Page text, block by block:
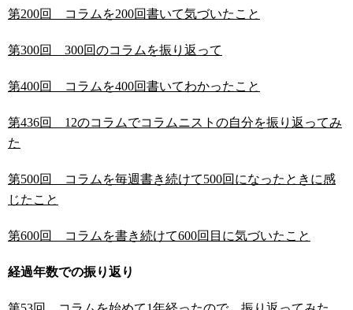
第200回 コラムを200回書いて気づいたこと
第300回 300回のコラムを振り返って
第400回 コラムを400回書いてわかったこと
第436回 12のコラムでコラムニストの自分を振り返ってみ
た
第500回 コラムを毎週書き続けて500回になったときに感
じたこと
第600回 コラムを書き続けて600回目に気づいたこと
経過年数での振り返り